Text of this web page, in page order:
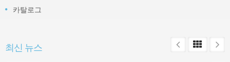
카탈로그
최신 뉴스